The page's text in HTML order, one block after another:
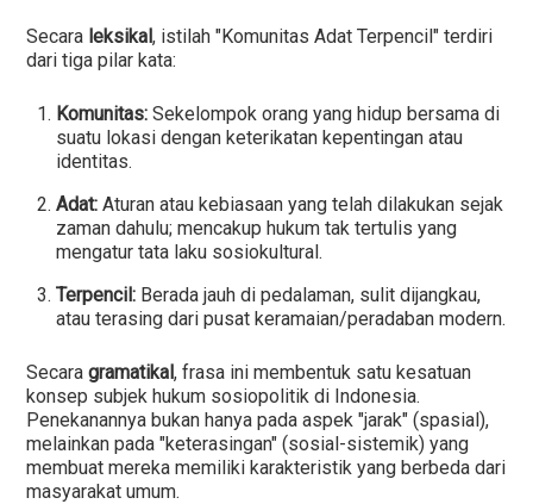
Secara leksikal, istilah "Komunitas Adat Terpencil" terdiri
dari tiga pilar kata:
Komunitas: Sekelompok orang yang hidup bersama di
suatu lokasi dengan keterikatan kepentingan atau
identitas.
Adat: Aturan atau kebiasaan yang telah dilakukan sejak
zaman dahulu; mencakup hukum tak tertulis yang
mengatur tata laku sosiokultural.
Terpencil: Berada jauh di pedalaman, sulit dijangkau,
atau terasing dari pusat keramaian/peradaban modern.
Secara gramatikal, frasa ini membentuk satu kesatuan
konsep subjek hukum sosiopolitik di Indonesia.
Penekanannya bukan hanya pada aspek "jarak" (spasial),
melainkan pada "keterasingan" (sosial-sistemik) yang
membuat mereka memiliki karakteristik yang berbeda dari
masyarakat umum.